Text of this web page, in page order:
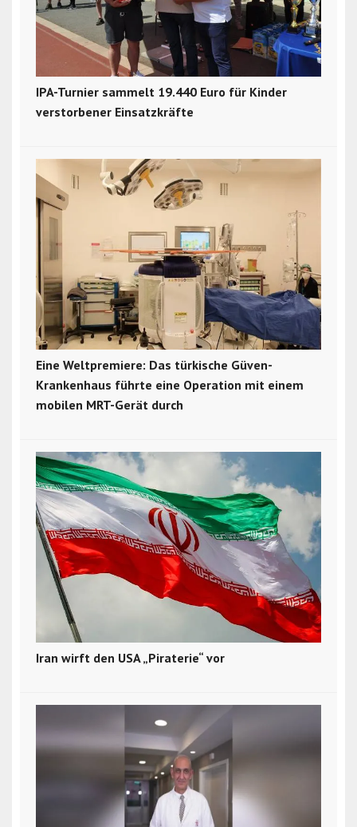
IPA-Turnier sammelt 19.440 Euro für Kinder
verstorbener Einsatzkräfte
Eine Weltpremiere: Das türkische Güven-
Krankenhaus führte eine Operation mit einem
mobilen MRT-Gerät durch
Iran wirft den USA „Piraterie“ vor